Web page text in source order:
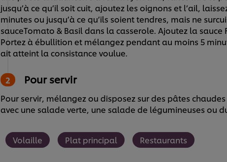
jusqu’à ce qu’il soit cuit, ajoutez les oignons et l’ail,
minutes ou jusqu’à ce qu’ils soient tendres, mais ne
sauceTomato & Basil dans la casserole. Ajoutez la
Portez à ébullition et mélangez pendant au moins 5
ait atteint la consistance voulue.
Pour servir
Pour servir, mélangez ou disposez sur des pâtes chaudes
avec une salade verte, une salade de légumineuses ou
Volaille Plat principal Restaurants